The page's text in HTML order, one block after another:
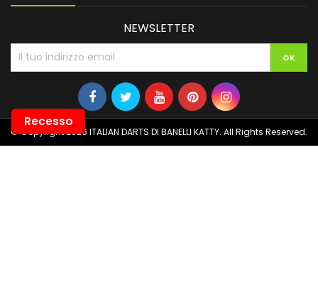
NEWSLETTER
© Copyright 2026 ITALIAN DARTS DI BANELLI KATTY. All Rights Reserved.
Recesso